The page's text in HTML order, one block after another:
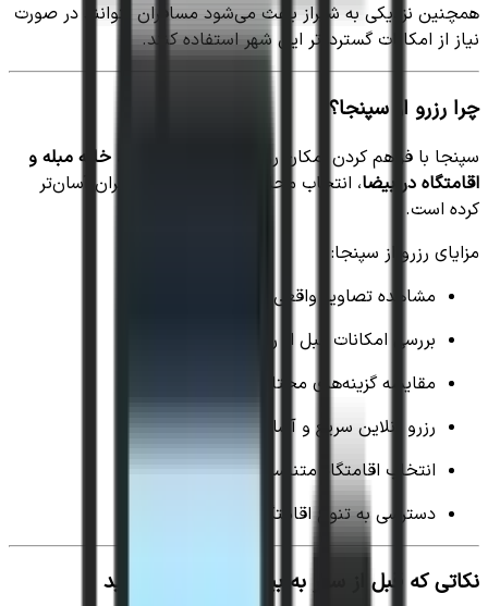
همچنین نزدیکی به شیراز باعث می‌شود مسافران بتوانند در صورت
نیاز از امکانات گسترده‌تر این شهر استفاده کنند.
چرا رزرو از سپنجا؟
سپنجا با فراهم کردن امکان رزرو انواع
ویلا، سوئیت، خانه مبله و
اقامتگاه در بیضا، انتخاب محل اقامت را برای مسافران آسان‌تر
کرده است.
مزایای رزرو از سپنجا:
مشاهده تصاویر واقعی اقامتگاه‌ها
بررسی امکانات قبل از رزرو
مقایسه گزینه‌های مختلف
رزرو آنلاین سریع و آسان
انتخاب اقامتگاه متناسب با بودجه
دسترسی به تنوع اقامتگاه‌ها در استان فارس
نکاتی که قبل از سفر به بیضا بهتر است بدانید